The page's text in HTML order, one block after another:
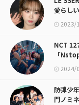
愛らし
2023/
NCT
「
2024/
防弾少
門ノミ